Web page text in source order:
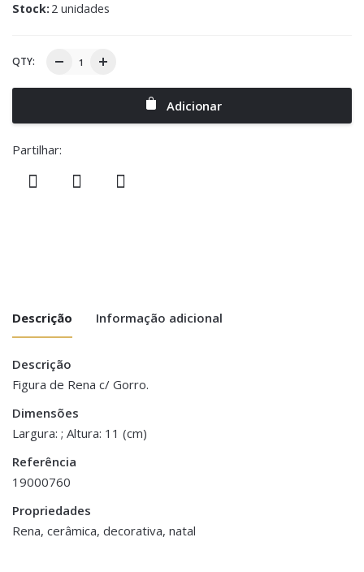
Stock: 2 unidades
QTY:
Adicionar
Partilhar:
Descrição Informação adicional
Descrição
Figura de Rena c/ Gorro.
Dimensões
Largura: ; Altura: 11 (cm)
Referência
19000760
Propriedades
Rena, cerâmica, decorativa, natal
Peso 0.300 kg
Dimensões